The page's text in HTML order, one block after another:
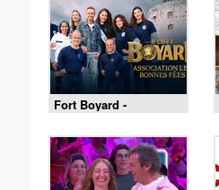
Fort Boyard -
01/08/2026